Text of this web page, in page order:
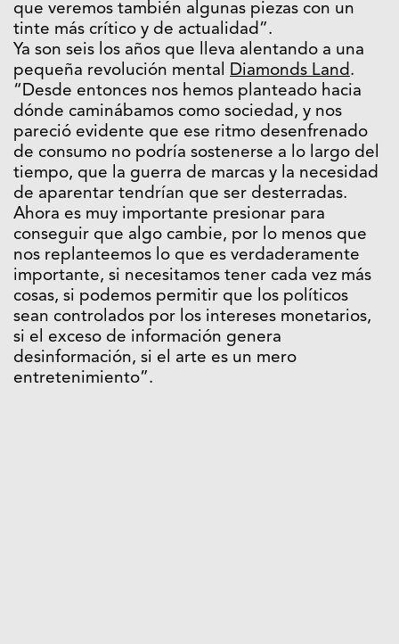
que veremos también algunas piezas con un
tinte más crítico y de actualidad”.
Ya son seis los años que lleva alentando a una
pequeña revolución mental Diamonds Land.
“Desde entonces nos hemos planteado hacia
dónde caminábamos como sociedad, y nos
pareció evidente que ese ritmo desenfrenado
de consumo no podría sostenerse a lo largo del
tiempo, que la guerra de marcas y la necesidad
de aparentar tendrían que ser desterradas.
Ahora es muy importante presionar para
conseguir que algo cambie, por lo menos que
nos replanteemos lo que es verdaderamente
importante, si necesitamos tener cada vez más
cosas, si podemos permitir que los políticos
sean controlados por los intereses monetarios,
si el exceso de información genera
desinformación, si el arte es un mero
entretenimiento”.